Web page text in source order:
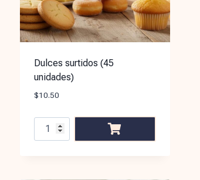
Dulces surtidos (45
unidades)
$10.50